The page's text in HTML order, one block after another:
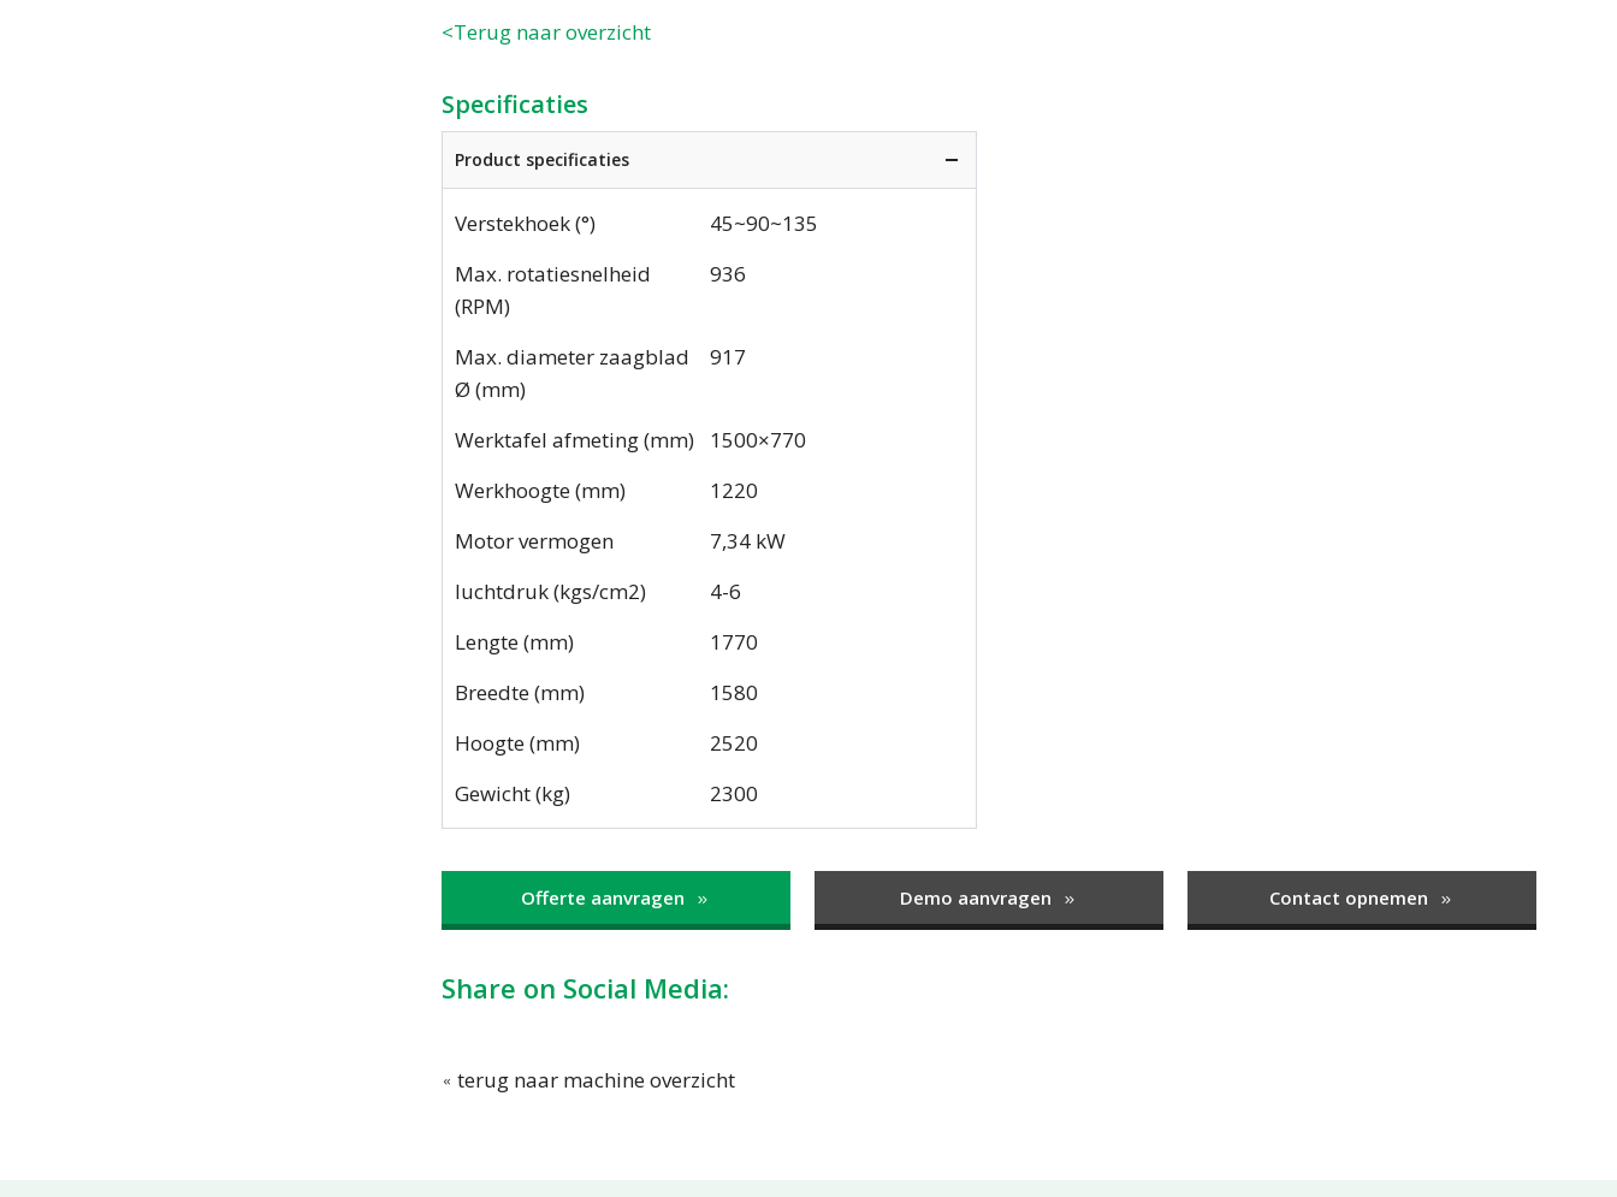
<Terug naar overzicht
Specificaties
Product specificaties
Verstekhoek (°)
45~90~135
Max. rotatiesnelheid
(RPM)
936
Max. diameter zaagblad
Ø (mm)
917
Werktafel afmeting (mm)
1500×770
Werkhoogte (mm)
1220
Motor vermogen
7,34 kW
luchtdruk (kgs/cm2)
4-6
Lengte (mm)
1770
Breedte (mm)
1580
Hoogte (mm)
2520
Gewicht (kg)
2300
Offerte aanvragen Demo aanvragen Contact opnemen
Share on Social Media:
terug naar machine overzicht